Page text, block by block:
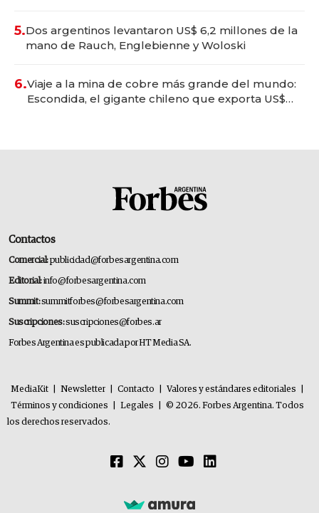
5.Dos argentinos levantaron US$ 6,2 millones de la
mano de Rauch, Englebienne y Woloski
6.Viaje a la mina de cobre más grande del mundo:
Escondida, el gigante chileno que exporta US$
Contactos
Comercial:publicidad@forbesargentina.com
Editorial:info@forbesargentina.com
Summit:summitforbes@forbesargentina.com
Suscripciones:suscripciones@forbes.ar
Forbes Argentina es publicada por HT Media SA.
MediaKit Newsletter Contacto Valores y estándares editoriales
Términos y condiciones
Legales
© 2026. Forbes Argentina. Todos
los derechos reservados.